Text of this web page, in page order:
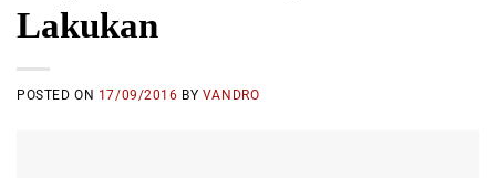
Lakukan
POSTED ON 17/09/2016 BY VANDRO